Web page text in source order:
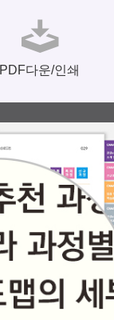
PDF다운/인쇄